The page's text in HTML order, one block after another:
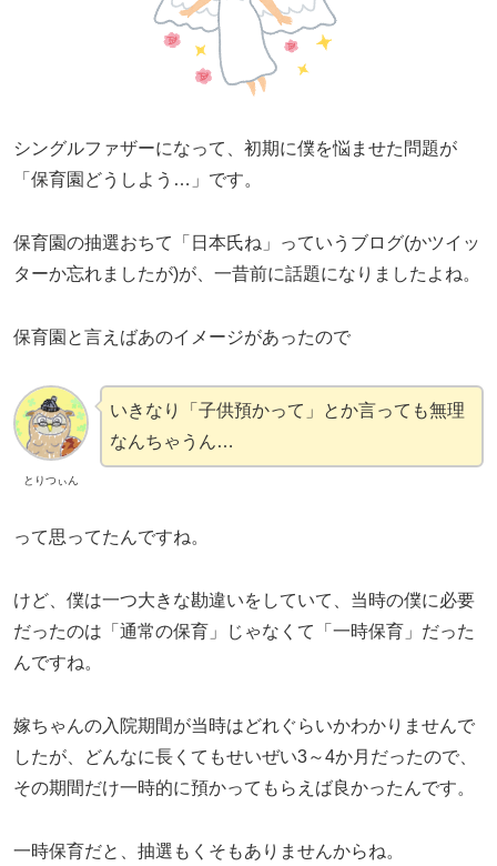
シングルファザーになって、初期に僕を悩ませた問題が
「保育園どうしよう…」です。
保育園の抽選おちて「日本氏ね」っていうブログ(かツイッ
ターか忘れましたが)が、一昔前に話題になりましたよね。
保育園と言えばあのイメージがあったので
とりつぃん
いきなり「子供預かって」とか言っても無理
なんちゃうん…
って思ってたんですね。
けど、僕は一つ大きな勘違いをしていて、当時の僕に必要
だったのは「通常の保育」じゃなくて「一時保育」だった
んですね。
嫁ちゃんの入院期間が当時はどれぐらいかわかりませんで
したが、どんなに長くてもせいぜい3～4か月だったので、
その期間だけ一時的に預かってもらえば良かったんです。
一時保育だと、抽選もくそもありませんからね。